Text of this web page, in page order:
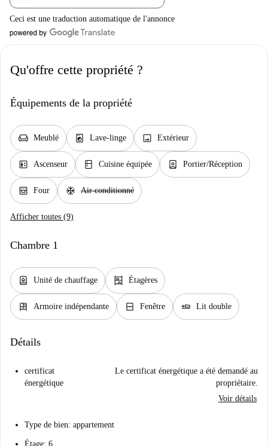
Ceci est une traduction automatique de l'annonce
Qu'offre cette propriété ?
Équipements de la propriété
chair Meublé local_laundry_service Lave-linge image Extérieur
elevator Ascenseur kitchen Cuisine équipée person_book Portier/Réception
oven_gen Four ac_unit Air conditionné
Afficher toutes (9)
Chambre 1
water_heater Unité de chauffage shelves Étagères
dresser Armoire indépendante window_closed Fenêtre airline_seat_flat Lit double
Détails
certificat
énergétique
Le certificat énergétique a été demandé au
propriétaire.
Voir détails
Type de bien: appartement
Étage: 6